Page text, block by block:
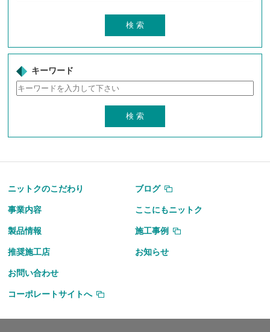
キーワード
ニットクのこだわり ブログ
事業内容 ここにもニットク
製品情報 施工事例
推奨施工店 お知らせ
お問い合わせ
コーポレートサイトへ